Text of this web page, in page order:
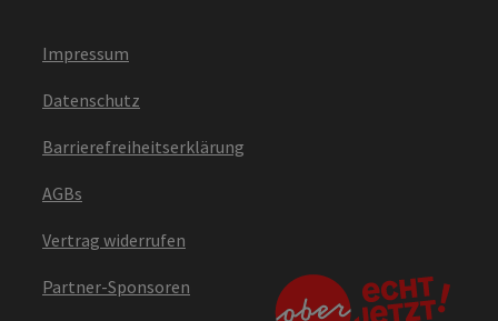
Impressum
Datenschutz
Barrierefreiheitserklärung
AGBs
Vertrag widerrufen
Partner-Sponsoren